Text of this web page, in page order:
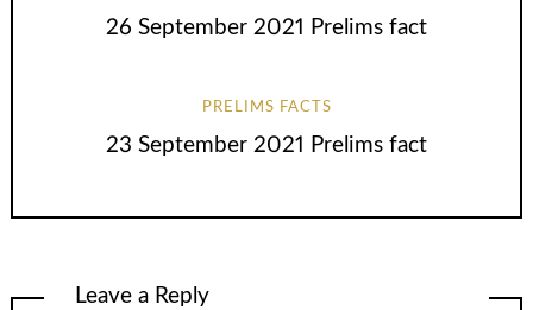
26 September 2021 Prelims fact
PRELIMS FACTS
23 September 2021 Prelims fact
Leave a Reply